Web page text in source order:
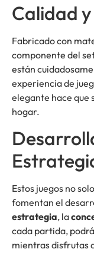
Calidad
Fabricado con
componente del
están
experiencia de
elegante hace que
hogar.
Estos juegos no
fomentan el
estrategia, la
cada partida,
mientras disfrutas